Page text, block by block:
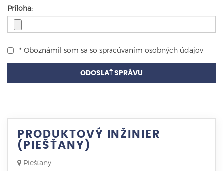
Príloha:
* Oboznámil som sa so spracúvaním osobných údajov
ODOSLAŤ SPRÁVU
PRODUKTOVÝ INŽINIER
(PIEŠŤANY)
Piešťany